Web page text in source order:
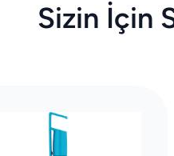
Sizin İçin